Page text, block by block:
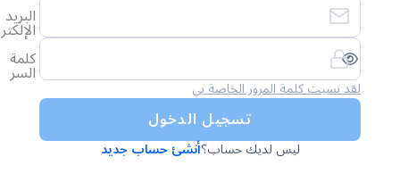
البريد
الإلكتروني
كلمةالسر
لقد نسيت كلمة المرور الخاصة بي
تسجيل الدخول
ليس لديك حساب؟أنشئ حساب جديد